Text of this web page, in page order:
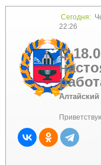
Сегодня:
22:26
С
Алтайский